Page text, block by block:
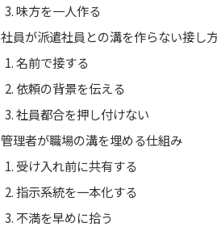
味方を一人作る
社員が派遣社員との溝を作らない接し
名前で接する
依頼の背景を伝える
社員都合を押し付けない
管理者が職場の溝を埋める仕組み
受け入れ前に共有する
指示系統を一本化する
不満を早めに拾う